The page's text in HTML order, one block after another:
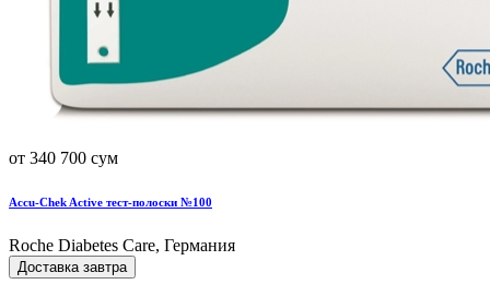
от 340 700 сум
Accu-Chek Active тест-полоски №100
Roche Diabetes Care, Германия
Доставка завтра